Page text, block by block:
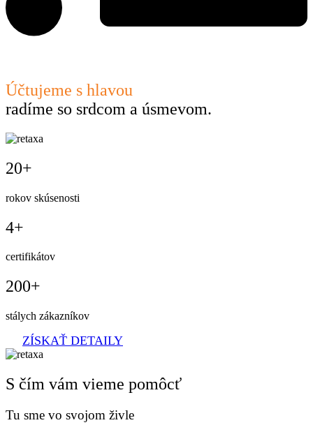
Účtujeme s hlavou
radíme so srdcom a úsmevom.
20+
rokov skúsenosti
4+
certifikátov
200+
stálych zákazníkov
ZÍSKAŤ DETAILY
S čím vám vieme pomôcť
Tu sme vo svojom živle